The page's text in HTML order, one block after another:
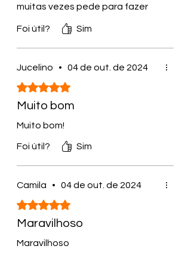
muitas vezes pede para fazer
estamos terminando... indo para
o caderno VI
Foi útil? Sim
Jucelino • 04 de out. de 2024
Rated 5 out of 5 stars.
Muito bom
Muito bom!
Foi útil? Sim
Camila • 04 de out. de 2024
Rated 5 out of 5 stars.
Maravilhoso
Maravilhoso